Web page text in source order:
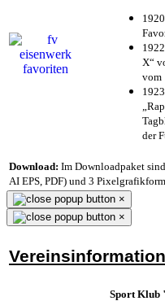
X“
vom
der
Download: Im Downloadpaket
AI EPS, PDF) und 3
×
×
Sport Klub